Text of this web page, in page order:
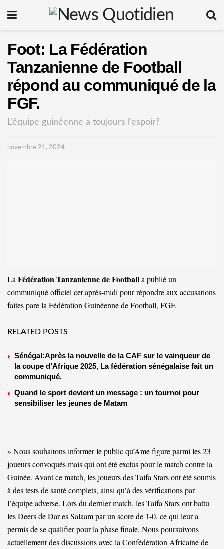
Foot: La Fédération
Tanzanienne de Football
répond au communiqué de la
FGF.
L’équipe guinéenne a toujours l’espoir?
novembre 21, 2024
La Fédération Tanzanienne de Footballa publié un
communiqué officiel cet après-midi pour répondre aux accusations
faites pare la Fédération Guinéenne de Football, FGF.
RELATED POSTS
Sénégal:Après la nouvelle de la CAF sur le vainqueur de
la coupe d’Afrique 2025, La fédération sénégalaise fait un
communiqué.
Quand le sport devient un message : un tournoi pour
sensibiliser les jeunes de Matam
» Nous souhaitons informer le public qu’Ame figure parmi les 23
joueurs convoqués mais qui ont été exclus pour le match contre la
Guinée. Avant ce match, les joueurs des Taifa Stars ont été soumis
à des tests de santé complets, ainsi qu’à des vérifications par
l’équipe adverse. Lors du dernier match, les Taifa Stars ont battu
les Deers de Dar es Salaam par un score de 1-0, ce qui leur a
permis de se qualifier pour la phase finale. Nous poursuivons
actuellement des discussions avec la Confédération Africaine de